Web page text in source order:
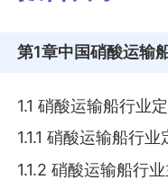
第1章中国硝酸运输
1.1 硝酸运输船行业
1.1.1 硝酸运输船行
1.1.2 硝酸运输船行